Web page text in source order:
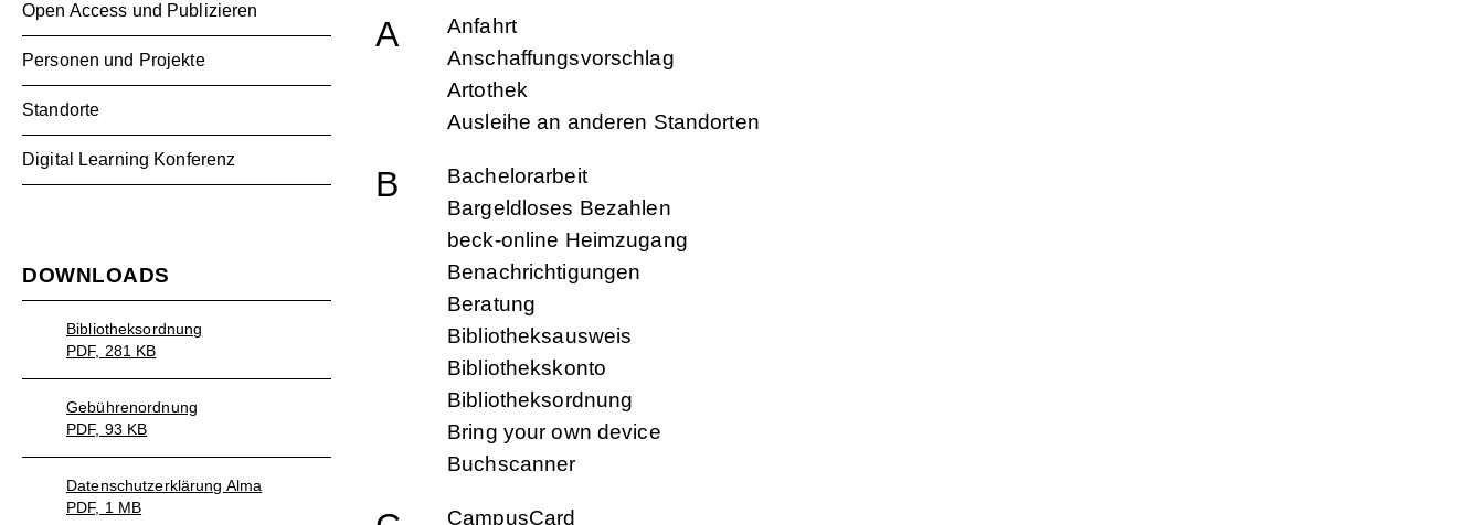
A
Anfahrt
Anschaffungsvorschlag
Artothek
Ausleihe an anderen Standorten
B
Bachelorarbeit
Bargeldloses Bezahlen
beck-online Heimzugang
Benachrichtigungen
Beratung
Bibliotheksausweis
Bibliothekskonto
Bibliotheksordnung
Bring your own device
Buchscanner
CampusCard
Open Access und Publizieren
Personen und Projekte
Standorte
Digital Learning Konferenz
DOWNLOADS
Bibliotheksordnung
PDF, 281 KB
Gebührenordnung
PDF, 93 KB
Datenschutzerklärung Alma
PDF, 1 MB